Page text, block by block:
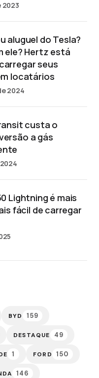
2023
aluguel do Tesla?
ele? Hertz está
seus
locatários
2024
custa o
a gás
Lightning é mais
fácil de carregar
BYD 159
DESTAQUE 49
1 FORD 150
146